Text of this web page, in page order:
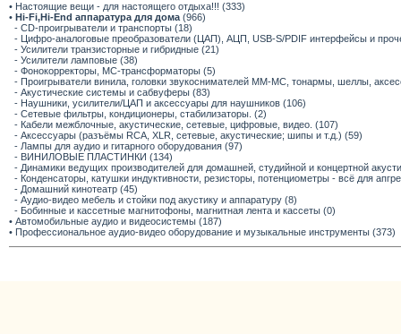
• Настоящие вещи - для настоящего отдыха!!! (333)
• Hi-Fi,Hi-End аппаратура для дома (966)
- CD-проигрыватели и транспорты (18)
- Цифро-аналоговые преобразователи (ЦАП), АЦП, USB-S/PDIF интерфейсы и
- Усилители транзисторные и гибридные (21)
- Усилители ламповые (38)
- Фонокорректоры, МС-трансформаторы (5)
- Проигрыватели винила, головки звукоснимателей ММ-МС, тонармы, шеллы,
- Акустические системы и сабвуферы (83)
- Наушники, усилители/ЦАП и аксессуары для наушников (106)
- Сетевые фильтры, кондиционеры, стабилизаторы. (2)
- Кабели межблочные, акустические, сетевые, цифровые, видео. (107)
- Аксессуары (разъёмы RCA, XLR, сетевые, акустические; шипы и т.д.) (59)
- Лампы для аудио и гитарного оборудования (97)
- ВИНИЛОВЫЕ ПЛАСТИНКИ (134)
- Динамики ведущих производителей для домашней, студийной и концертной
- Конденсаторы, катушки индуктивности, резисторы, потенциометры - всё для
- Домашний кинотеатр (45)
- Аудио-видео мебель и стойки под акустику и аппаратуру (8)
- Бобинные и кассетные магнитофоны, магнитная лента и кассеты (0)
• Автомобильные аудио и видеосистемы (187)
• Профессиональное аудио-видео оборудование и музыкальные инструменты (373)